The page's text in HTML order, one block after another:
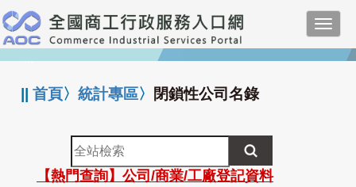
跳
到
主
要
:::
||首頁〉統計專區〉 閉鎖性公司名錄
全
站
檢
【熱門查詢】公司/商業/工廠登記資料